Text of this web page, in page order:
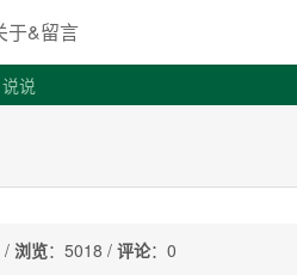
客
于&留言
说说
/浏览：5018 / 评论：0